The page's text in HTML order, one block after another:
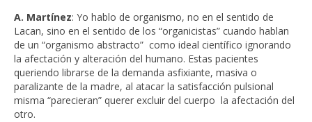
A. Martínez: Yo hablo de organismo, no en el sentido de
Lacan, sino en el sentido de los “organicistas” cuando hablan
de un “organismo abstracto” como ideal científico ignorando
la afectación y alteración del humano. Estas pacientes
queriendo librarse de la demanda asfixiante, masiva o
paralizante de la madre, al atacar la satisfacción pulsional
misma “parecieran” querer excluir del cuerpo la afectación del
otro.